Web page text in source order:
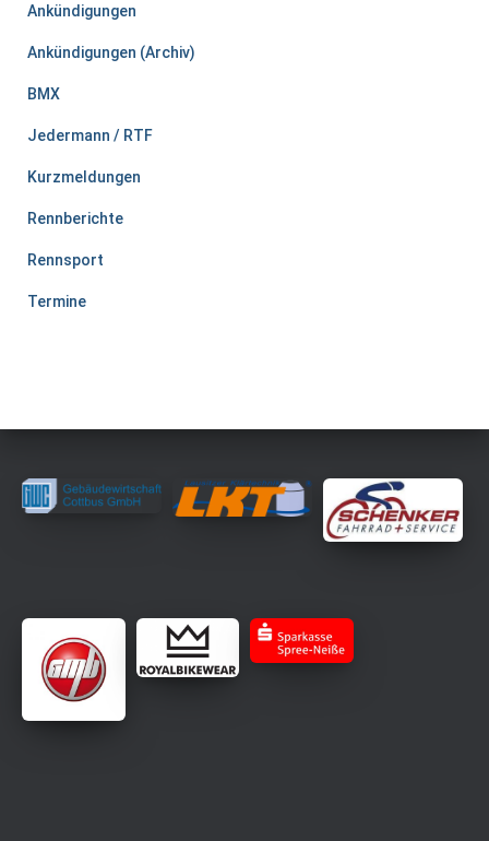
Ankündigungen
Ankündigungen (Archiv)
BMX
Jedermann / RTF
Kurzmeldungen
Rennberichte
Rennsport
Termine